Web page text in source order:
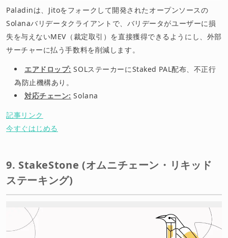
Paladinは、Jitoをフォークして開発されたオープンソースの
Solanaバリデータクライアントで、バリデータがユーザーに損
失を与えないMEV（裁定取引）を直接獲得できるようにし、外部
サーチャーに払う手数料を削減します。
エアドロップ: SOLステーカーにStaked PAL配布、不正行
為防止機構あり。
対応チェーン: Solana
記事リンク
今すぐはじめる
9. StakeStone (オムニチェーン・リキッド
ステーキング)